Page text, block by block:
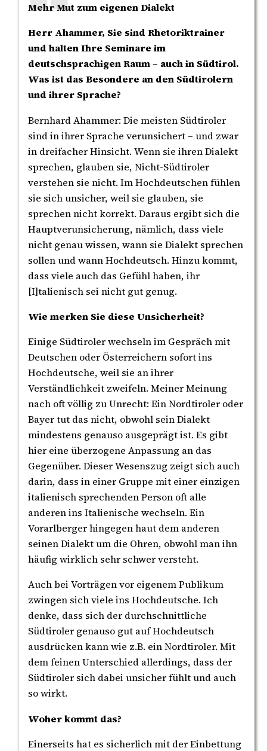
Mehr Mut zum eigenen Dialekt
Herr Ahammer, Sie sind Rhetoriktrainer
und halten Ihre Seminare im
deutschsprachigen Raum – auch in Südtirol.
Was ist das Besondere an den Südtirolern
und ihrer Sprache?
Bernhard Ahammer: Die meisten Südtiroler
sind in ihrer Sprache verunsichert – und zwar
in dreifacher Hinsicht. Wenn sie ihren Dialekt
sprechen, glauben sie, Nicht-Südtiroler
verstehen sie nicht. Im Hochdeutschen fühlen
sie sich unsicher, weil sie glauben, sie
sprechen nicht korrekt. Daraus ergibt sich die
Hauptverunsicherung, nämlich, dass viele
nicht genau wissen, wann sie Dialekt sprechen
sollen und wann Hochdeutsch. Hinzu kommt,
dass viele auch das Gefühl haben, ihr
[I]talienisch sei nicht gut genug.
Wie merken Sie diese Unsicherheit?
Einige Südtiroler wechseln im Gespräch mit
Deutschen oder Österreichern sofort ins
Hochdeutsche, weil sie an ihrer
Verständlichkeit zweifeln. Meiner Meinung
nach oft völlig zu Unrecht: Ein Nordtiroler oder
Bayer tut das nicht, obwohl sein Dialekt
mindestens genauso ausgeprägt ist. Es gibt
hier eine überzogene Anpassung an das
Gegenüber. Dieser Wesenszug zeigt sich auch
darin, dass in einer Gruppe mit einer einzigen
italienisch sprechenden Person oft alle
anderen ins Italienische wechseln. Ein
Vorarlberger hingegen haut dem anderen
seinen Dialekt um die Ohren, obwohl man ihn
häufig wirklich sehr schwer versteht.
Auch bei Vorträgen vor eigenem Publikum
zwingen sich viele ins Hochdeutsche. Ich
denke, dass sich der durchschnittliche
Südtiroler genauso gut auf Hochdeutsch
ausdrücken kann wie z.B. ein Nordtiroler. Mit
dem feinen Unterschied allerdings, dass der
Südtiroler sich dabei unsicher fühlt und auch
so wirkt.
Woher kommt das?
Einerseits hat es sicherlich mit der Einbettung